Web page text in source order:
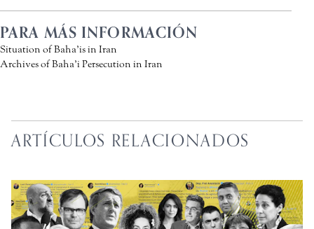
PARA MÁS INFORMACIÓN
Situation of Baha’is in Iran
Archives of Baha’i Persecution in Iran
ARTÍCULOS RELACIONADOS